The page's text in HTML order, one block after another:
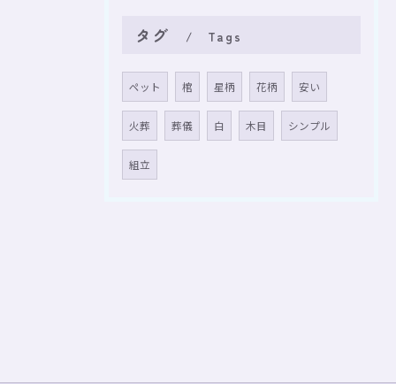
タグ Tags
ペット 棺 星柄 花柄 安い
火葬 葬儀 白 木目 シンプル
組立